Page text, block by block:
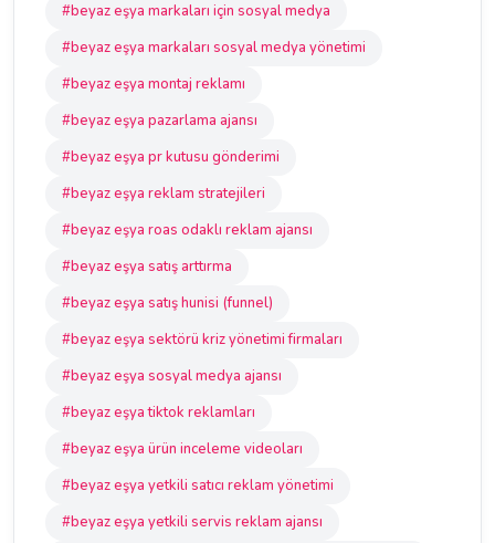
#beyaz eşya markaları için sosyal medya
#beyaz eşya markaları sosyal medya yönetimi
#beyaz eşya montaj reklamı
#beyaz eşya pazarlama ajansı
#beyaz eşya pr kutusu gönderimi
#beyaz eşya reklam stratejileri
#beyaz eşya roas odaklı reklam ajansı
#beyaz eşya satış arttırma
#beyaz eşya satış hunisi (funnel)
#beyaz eşya sektörü kriz yönetimi firmaları
#beyaz eşya sosyal medya ajansı
#beyaz eşya tiktok reklamları
#beyaz eşya ürün inceleme videoları
#beyaz eşya yetkili satıcı reklam yönetimi
#beyaz eşya yetkili servis reklam ajansı